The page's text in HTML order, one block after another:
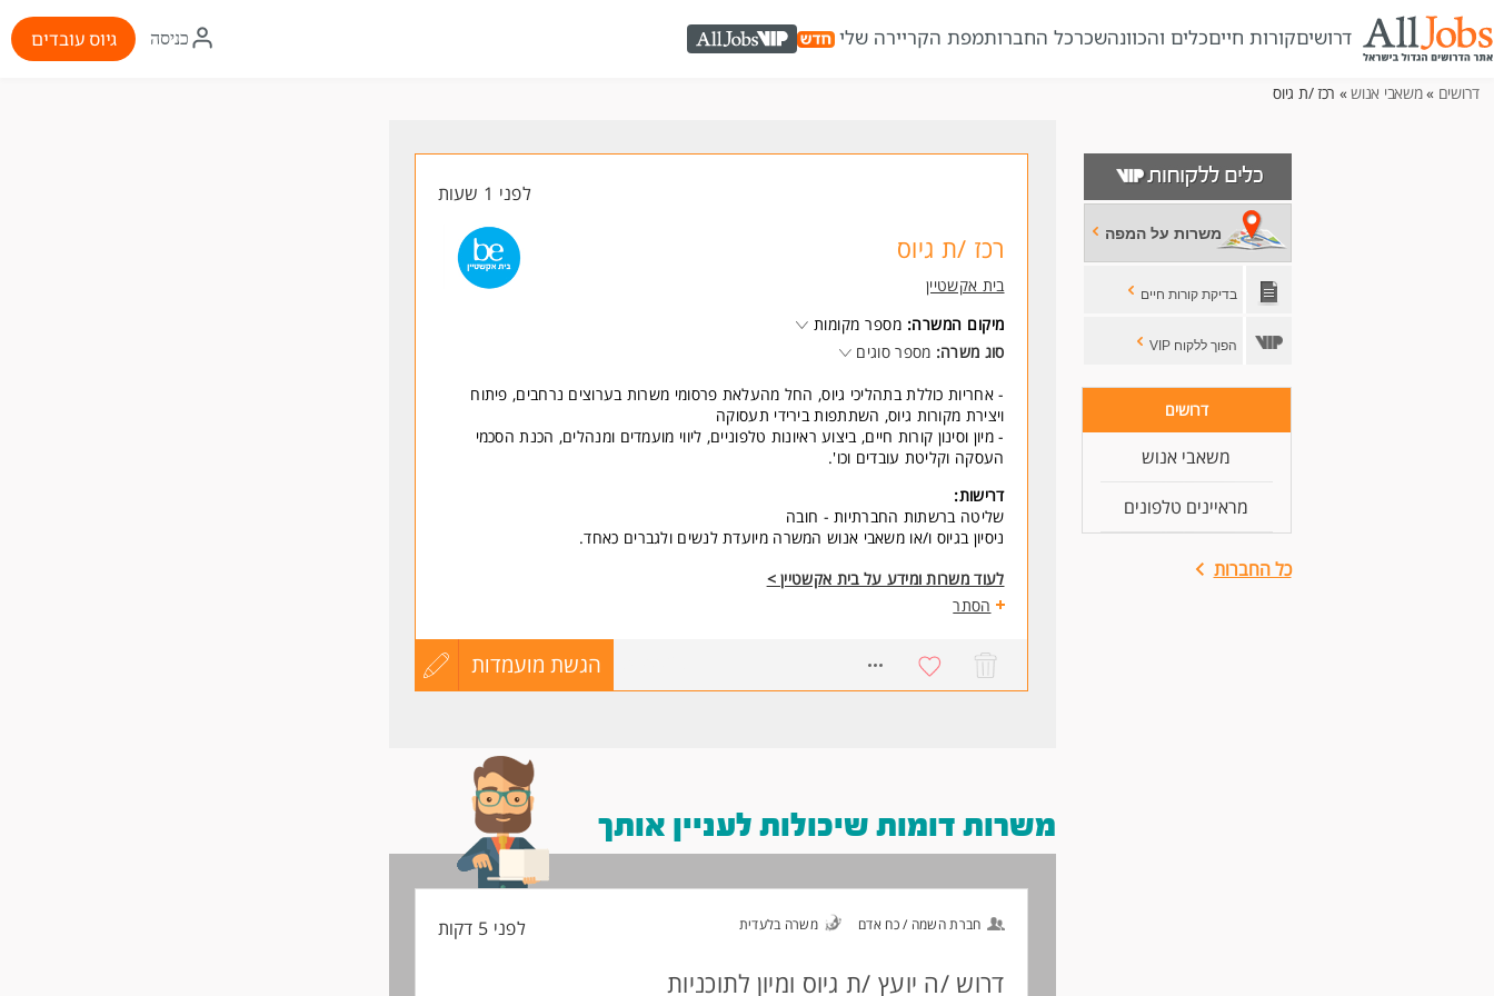
דרושיםקורות חייםכלים והכוונהשכרכל החברותמפת הקריירה שלי AllJobs VIP
איקון
התחברות
כניסה גיוס עובדים
דרושים »משאבי אנוש» רכז /ת גיוס
משרות על המפה
בדיקת קורות חיים
הפוך ללקוח VIP
דרושים
משאבי אנוש
מראיינים טלפונים
כל החברות
לפני 1 שעות
רכז /ת גיוס
בית אקשטיין
מיקום המשרה: מספר מקומות
סוג משרה: מספר סוגים
- אחריות כוללת בתהליכי גיוס, החל מהעלאת פרסומי משרות בערוצים נרחבים, פיתוח
ויצירת מקורות גיוס, השתתפות בירידי תעסוקה
- מיון וסינון קורות חיים, ביצוע ראיונות טלפוניים, ליווי מועמדים ומנהלים, הכנת הסכמי
העסקה וקליטת עובדים וכו'.
דרישות:
שליטה ברשתות החברתיות - חובה
ניסיון בגיוס ו/או משאבי אנוש המשרה מיועדת לנשים ולגברים כאחד.
לעוד משרות ומידע על בית אקשטיין >
הסתר
הגשת מועמדות
עדכון
משרות דומות שיכולות לעניין אותך
חברת השמה / כח אדם משרה בלעדית לפני 5 דקות
דרוש /ה יועץ /ת גיוס ומיון לתוכניות